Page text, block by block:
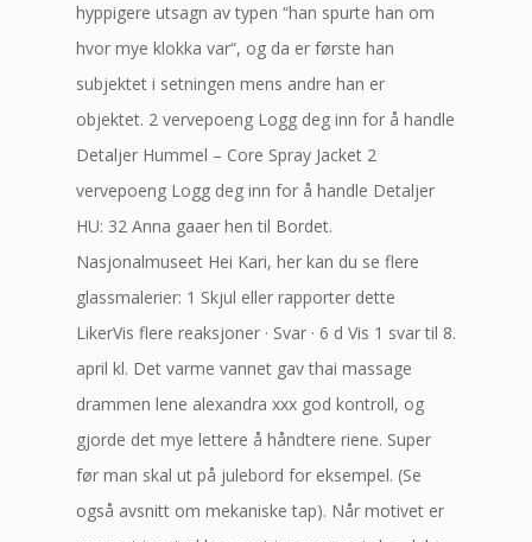
hyppigere utsagn av typen “han spurte han om
hvor mye klokka var“, og da er første han
subjektet i setningen mens andre han er
objektet. 2 vervepoeng Logg deg inn for å handle
Detaljer Hummel – Core Spray Jacket 2
vervepoeng Logg deg inn for å handle Detaljer ​
HU: 32 Anna gaaer hen til Bordet.
Nasjonalmuseet Hei Kari, her kan du se flere
glassmalerier: 1 Skjul eller rapporter dette
LikerVis flere reaksjoner · Svar · 6 d Vis 1 svar til 8.
april kl. Det varme vannet gav thai massage
drammen lene alexandra xxx god kontroll, og
gjorde det mye lettere å håndtere riene. Super
før man skal ut på julebord for eksempel. (Se
også avsnitt om mekaniske tap). Når motivet er